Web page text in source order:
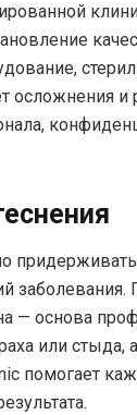
осложнения
заболевания.
— основа
или стыда,
помогает